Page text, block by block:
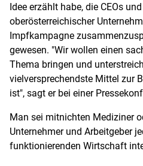
Idee erzählt habe, die CEOs
oberösterreichischer
Impfkampagne
gewesen. "Wir wollen einen
Thema bringen und
vielversprechendste Mittel zur
ist", sagt er bei einer
Man sei mitnichten Mediziner
Unternehmer und Arbeitgeber
funktionierenden Wirtschaft